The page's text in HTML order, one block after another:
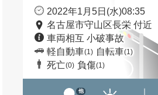
2022年1月5日(水)08:35
名古屋市守山区長栄 付近
車両相互 小破事故
軽自動車(1) 自転車(1)
死亡(0) 負傷(1)
他